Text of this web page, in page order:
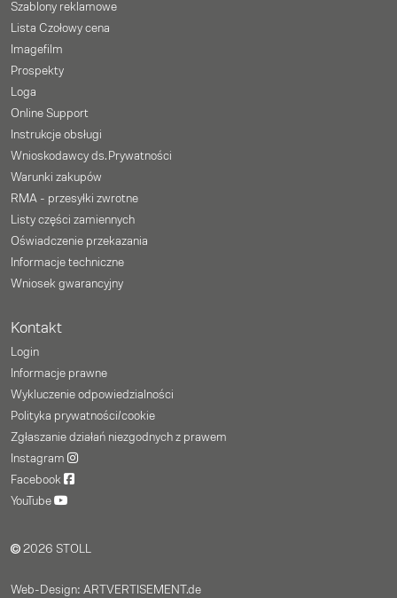
Szablony reklamowe
Lista Czołowy cena
Imagefilm
Prospekty
Loga
Online Support
Instrukcje obsługi
Wnioskodawcy ds. Prywatności
Warunki zakupów
RMA - przesyłki zwrotne
Listy części zamiennych
Oświadczenie przekazania
Informacje techniczne
Wniosek gwarancyjny
Kontakt
Login
Informacje prawne
Wykluczenie odpowiedzialności
Polityka prywatności/cookie
Zgłaszanie działań niezgodnych z prawem
Instagram
Facebook
YouTube
2026 STOLL
Web-Design: ARTVERTISEMENT.de